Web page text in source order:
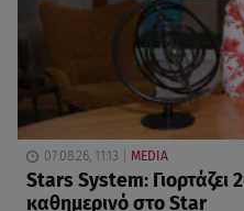
07.08.26, 11:13 MEDIA
Stars System: Γιορτάζει
καθημερινό στο Star